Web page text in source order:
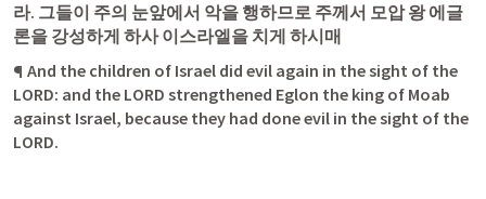
라. 그들이 주의 눈앞에서 악을 행하므로 주께서 모압 왕 에글
론을 강성하게 하사 이스라엘을 치게 하시매
¶ And the children of Israel did evil again in the sight of the
LORD: and the LORD strengthened Eglon the king of Moab
against Israel, because they had done evil in the sight of the
LORD.